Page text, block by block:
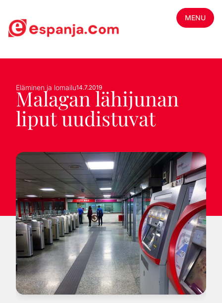
MENU
Eläminen ja lomailu14.7.2019
Malagan lähijunan
liput uudistuvat